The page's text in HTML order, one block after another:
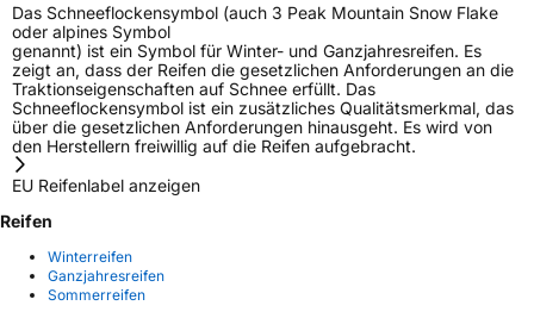
Das Schneeflockensymbol (auch 3 Peak Mountain Snow Flake
oder alpines Symbol
genannt) ist ein Symbol für Winter- und Ganzjahresreifen. Es
zeigt an, dass der Reifen die gesetzlichen Anforderungen an die
Traktionseigenschaften auf Schnee erfüllt. Das
Schneeflockensymbol ist ein zusätzliches Qualitätsmerkmal, das
über die gesetzlichen Anforderungen hinausgeht. Es wird von
den Herstellern freiwillig auf die Reifen aufgebracht.
EU Reifenlabel anzeigen
Reifen
Winterreifen
Ganzjahresreifen
Sommerreifen